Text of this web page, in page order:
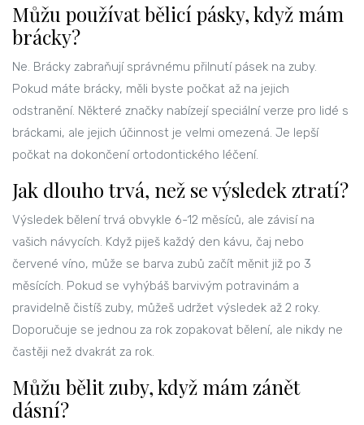
Můžu používat bělicí pásky, když mám
brácky?
Ne. Brácky zabraňují správnému přilnutí pásek na zuby.
Pokud máte brácky, měli byste počkat až na jejich
odstranění. Některé značky nabízejí speciální verze pro lidé s
bráckami, ale jejich účinnost je velmi omezená. Je lepší
počkat na dokončení ortodontického léčení.
Jak dlouho trvá, než se výsledek ztratí?
Výsledek bělení trvá obvykle 6-12 měsíců, ale závisí na
vašich návycích. Když piješ každý den kávu, čaj nebo
červené víno, může se barva zubů začít měnit již po 3
měsících. Pokud se vyhýbáš barvivým potravinám a
pravidelně čistíš zuby, můžeš udržet výsledek až 2 roky.
Doporučuje se jednou za rok zopakovat bělení, ale nikdy ne
častěji než dvakrát za rok.
Můžu bělit zuby, když mám zánět
dásní?